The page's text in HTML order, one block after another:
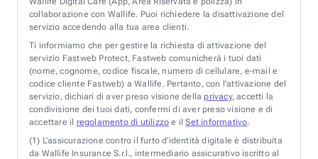
collaborazione con Wallife. Puoi richiedere la disattivazione del
servizio accedendo alla tua area clienti.
Ti informiamo che per gestire la richiesta di attivazione del
servizio Fastweb Protect, Fastweb comunicherà i tuoi dati
(nome, cognome, codice fiscale, numero di cellulare, e-mail e
codice cliente Fastweb) a Wallife. Pertanto, con l’attivazione del
servizio, dichiari di aver preso visione della privacy, accetti la
condivisione dei tuoi dati, confermi di aver preso visione e di
accettare il regolamento di utilizzo e ilSet informativo.
(1) L’assicurazione contro il furto d’identità digitale è distribuita
da Wallife Insurance S.r.l., intermediario assicurativo iscritto al